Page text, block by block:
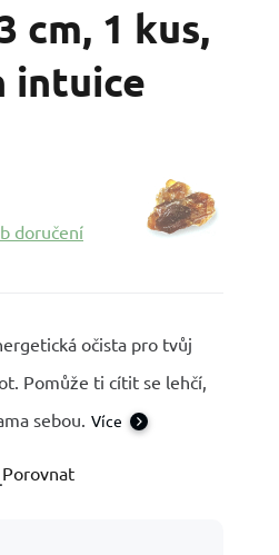
cm, 1 kus,
intuice
doručení
očista pro tvůj
Pomůže ti cítit se lehčí,
sebou. Více
Porovnat